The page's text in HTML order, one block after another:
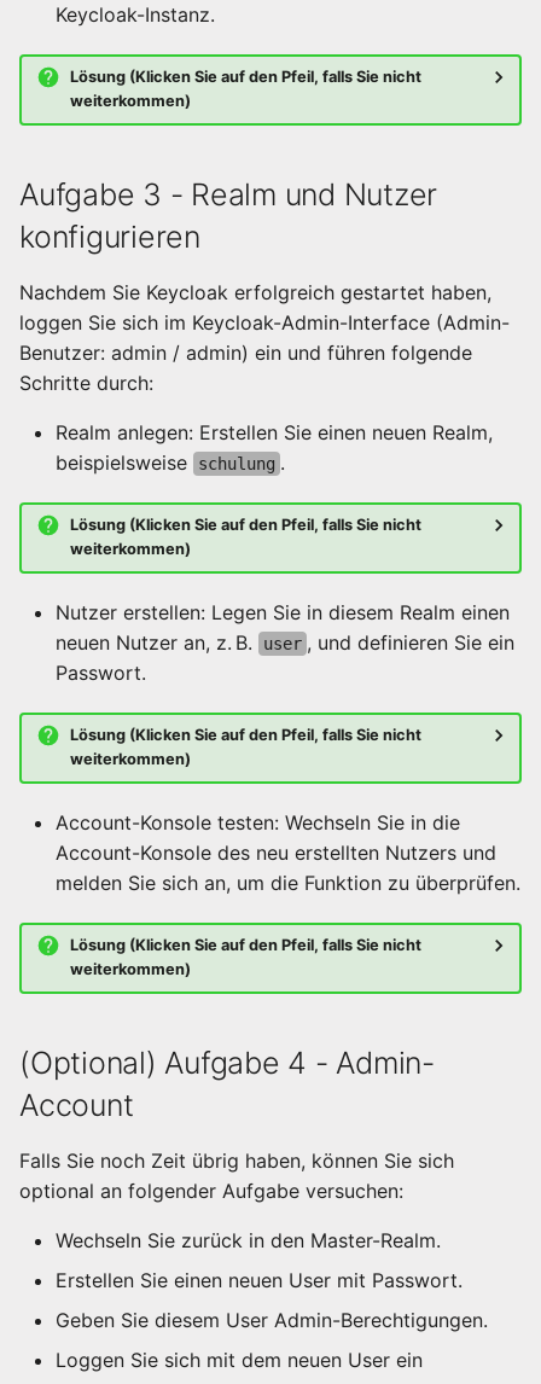
Keycloak-Instanz.
Lösung (Klicken Sie auf den Pfeil, falls Sie nicht
weiterkommen)
Aufgabe 3 - Realm und Nutzer
konfigurieren
Nachdem Sie Keycloak erfolgreich gestartet haben,
loggen Sie sich im Keycloak-Admin-Interface (Admin-
Benutzer: admin / admin) ein und führen folgende
Schritte durch:
Realm anlegen: Erstellen Sie einen neuen Realm,
beispielsweise
schulung .
Lösung (Klicken Sie auf den Pfeil, falls Sie nicht
weiterkommen)
Nutzer erstellen: Legen Sie in diesem Realm einen
neuen Nutzer an, z. B.
user , und definieren Sie ein
Passwort.
Lösung (Klicken Sie auf den Pfeil, falls Sie nicht
weiterkommen)
Account-Konsole testen: Wechseln Sie in die
Account-Konsole des neu erstellten Nutzers und
melden Sie sich an, um die Funktion zu überprüfen.
Lösung (Klicken Sie auf den Pfeil, falls Sie nicht
weiterkommen)
(Optional) Aufgabe 4 - Admin-
Account
Falls Sie noch Zeit übrig haben, können Sie sich
optional an folgender Aufgabe versuchen:
Wechseln Sie zurück in den Master-Realm.
Erstellen Sie einen neuen User mit Passwort.
Geben Sie diesem User Admin-Berechtigungen.
Loggen Sie sich mit dem neuen User ein